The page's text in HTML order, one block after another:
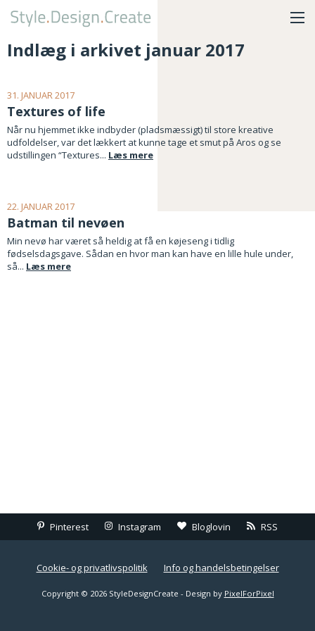
Indlæg i arkivet januar 2017
31. JANUAR 2017
Textures of life
Når nu hjemmet ikke indbyder (pladsmæssigt) til store kreative
udfoldelser, var det lækkert at kunne tage et smut på Aros og se
udstillingen “Textures... Læs mere
22. JANUAR 2017
Batman til nevøen
Min nevø har været så heldig at få en køjeseng i tidlig
fødselsdagsgave. Sådan en hvor man kan have en lille hule under,
så... Læs mere
Pinterest Instagram Bloglovin RSS
Cookie- og privatlivspolitik Info og handelsbetingelser
Copyright © 2026 StyleDesignCreate - Design by PixelForPixel